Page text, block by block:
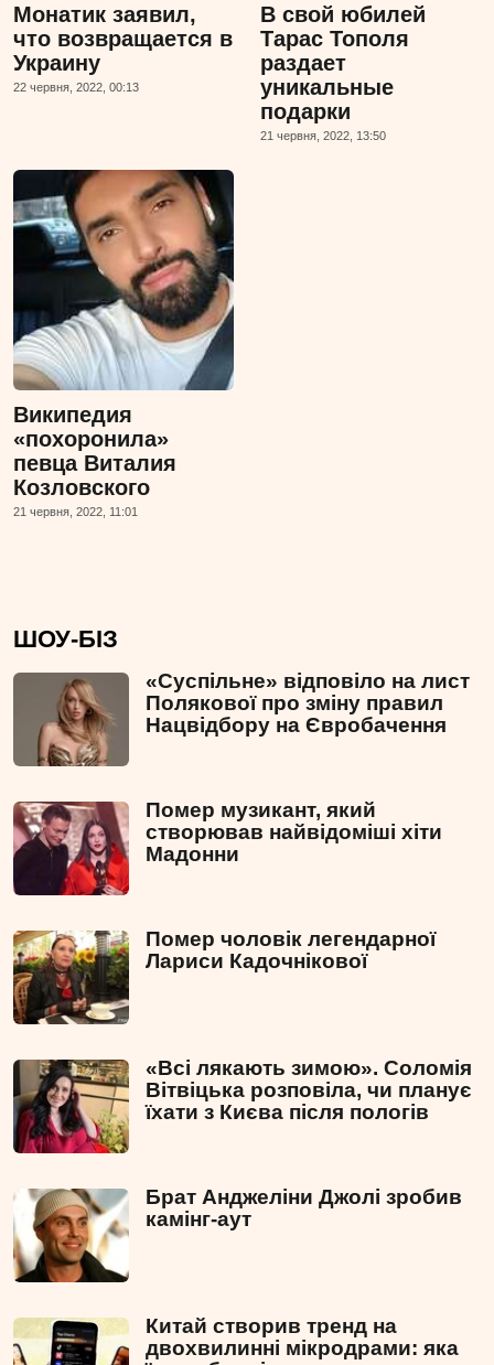
Монатик заявил,
что возвращается в
Украину
22 червня, 2022, 00:13
В свой юбилей
Тарас Тополя
раздает
уникальные
подарки
21 червня, 2022, 13:50
Википедия
«похоронила»
певца Виталия
Козловского
21 червня, 2022, 11:01
ШОУ-БІЗ
«Суспільне» відповіло на лист
Полякової про зміну правил
Нацвідбору на Євробачення
Помер музикант, який
створював найвідоміші хіти
Мадонни
Помер чоловік легендарної
Лариси Кадочнікової
«Всі лякають зимою». Соломія
Вітвіцька розповіла, чи планує
їхати з Києва після пологів
Брат Анджеліни Джолі зробив
камінг-аут
Китай створив тренд на
двохвилинні мікродрами: яка